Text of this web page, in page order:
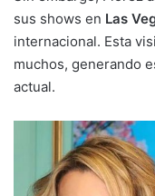
sus shows en Las
internacional. Esta
muchos, generando
actual.